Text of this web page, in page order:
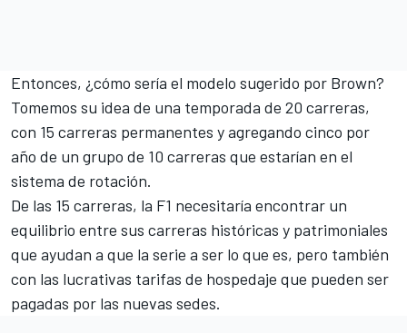
Entonces, ¿cómo sería el modelo sugerido por Brown?
Tomemos su idea de una temporada de 20 carreras,
con 15 carreras permanentes y agregando cinco por
año de un grupo de 10 carreras que estarían en el
sistema de rotación.
De las 15 carreras, la F1 necesitaría encontrar un
equilibrio entre sus carreras históricas y patrimoniales
que ayudan a que la serie a ser lo que es, pero también
con las lucrativas tarifas de hospedaje que pueden ser
pagadas por las nuevas sedes.